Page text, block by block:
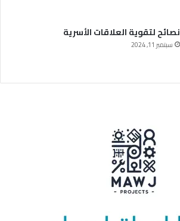
نصائح لتقوية العلاقات الأسرية
سبتمبر 11, 2024